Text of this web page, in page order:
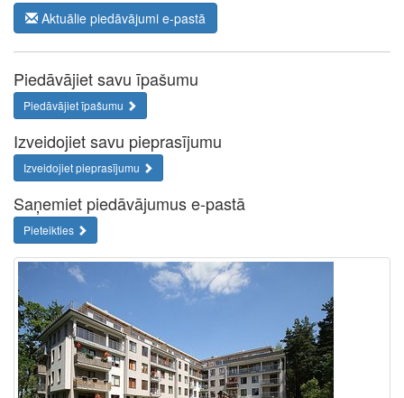
Aktuālie piedāvājumi e-pastā
Piedāvājiet savu īpašumu
Piedāvājiet īpašumu
Izveidojiet savu pieprasījumu
Izveidojiet pieprasījumu
Saņemiet piedāvājumus e-pastā
Pieteikties